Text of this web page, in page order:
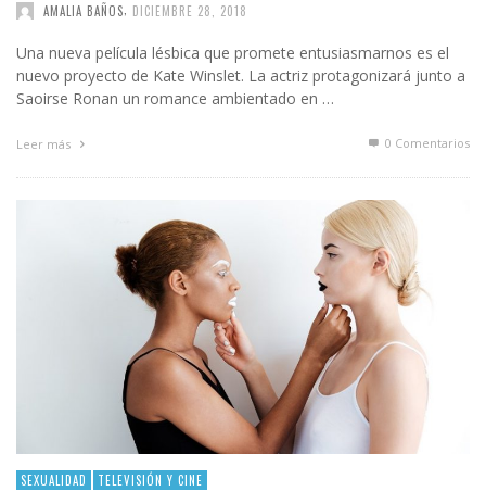
AMALIA BAÑOS DICIEMBRE 28, 2018
Una nueva película lésbica que promete entusiasmarnos es el
nuevo proyecto de Kate Winslet. La actriz protagonizará junto a
Saoirse Ronan un romance ambientado en …
Leer más 0 Comentarios
SEXUALIDAD TELEVISIÓN Y CINE